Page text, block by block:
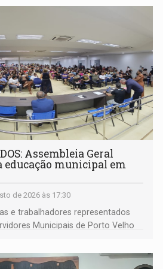
Assembleia Geral
educação municipal em
de 2026 às 17:30
e trabalhadores representados
Municipais de Porto Velho